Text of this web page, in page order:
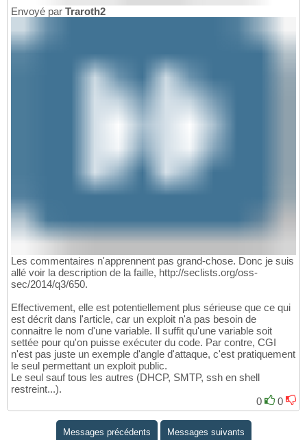
Envoyé par Traroth2
Les commentaires n'apprennent pas grand-chose. Donc je suis
allé voir la description de la faille, http://seclists.org/oss-
sec/2014/q3/650.
Effectivement, elle est potentiellement plus sérieuse que ce qui
est décrit dans l'article, car un exploit n'a pas besoin de
connaitre le nom d'une variable. Il suffit qu'une variable soit
settée pour qu'on puisse exécuter du code. Par contre, CGI
n'est pas juste un exemple d'angle d'attaque, c'est pratiquement
le seul permettant un exploit public.
Le seul sauf tous les autres (DHCP, SMTP, ssh en shell
restreint...).
0
0
Messages précédents Messages suivants